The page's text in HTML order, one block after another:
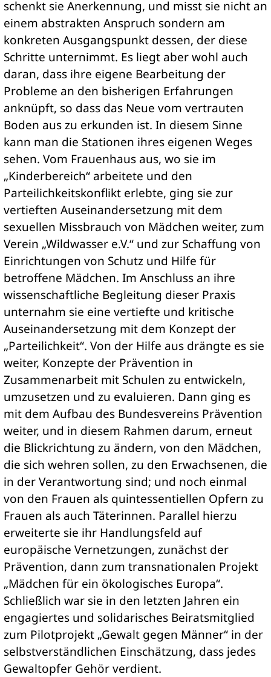
schenkt sie Anerkennung, und misst sie nicht an
einem abstrakten Anspruch sondern am
konkreten Ausgangspunkt dessen, der diese
Schritte unternimmt. Es liegt aber wohl auch
daran, dass ihre eigene Bearbeitung der
Probleme an den bisherigen Erfahrungen
anknüpft, so dass das Neue vom vertrauten
Boden aus zu erkunden ist. In diesem Sinne
kann man die Stationen ihres eigenen Weges
sehen. Vom Frauenhaus aus, wo sie im
„Kinderbereich“ arbeitete und den
Parteilichkeitskonflikt erlebte, ging sie zur
vertieften Auseinandersetzung mit dem
sexuellen Missbrauch von Mädchen weiter, zum
Verein „Wildwasser e.V.“ und zur Schaffung von
Einrichtungen von Schutz und Hilfe für
betroffene Mädchen. Im Anschluss an ihre
wissenschaftliche Begleitung dieser Praxis
unternahm sie eine vertiefte und kritische
Auseinandersetzung mit dem Konzept der
„Parteilichkeit“. Von der Hilfe aus drängte es sie
weiter, Konzepte der Prävention in
Zusammenarbeit mit Schulen zu entwickeln,
umzusetzen und zu evaluieren. Dann ging es
mit dem Aufbau des Bundesvereins Prävention
weiter, und in diesem Rahmen darum, erneut
die Blickrichtung zu ändern, von den Mädchen,
die sich wehren sollen, zu den Erwachsenen, die
in der Verantwortung sind; und noch einmal
von den Frauen als quintessentiellen Opfern zu
Frauen als auch Täterinnen. Parallel hierzu
erweiterte sie ihr Handlungsfeld auf
europäische Vernetzungen, zunächst der
Prävention, dann zum transnationalen Projekt
„Mädchen für ein ökologisches Europa“.
Schließlich war sie in den letzten Jahren ein
engagiertes und solidarisches Beiratsmitglied
zum Pilotprojekt „Gewalt gegen Männer“ in der
selbstverständlichen Einschätzung, dass jedes
Gewaltopfer Gehör verdient.